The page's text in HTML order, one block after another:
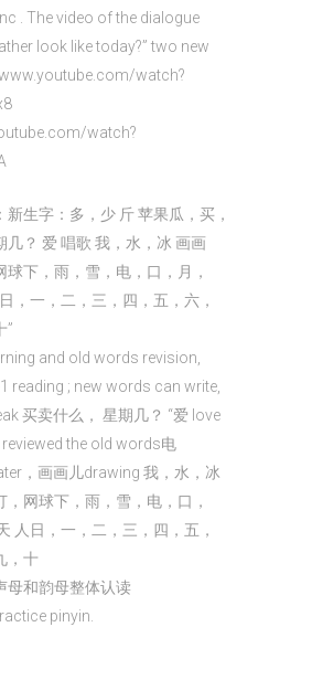
. The video of the dialogue
look like today?” two new
watch?
watch?
新生字：多，少 斤 苹果瓜，买，
几？ 爱 唱歌 我，水，冰 画画
球下，雨，雪，电，口，月，
，一，二，三，四，五，六，
”
and old words revision,
reading ; new words can write,
买卖什么， 星期几？ “爱 love
the old words电
，画画儿drawing 我，水，冰
，网球下，雨，雪，电，口，
人日，一，二，三，四，五，
，十
母和韵母整体认读
pinyin.